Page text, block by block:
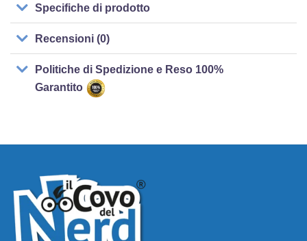
Specifiche di prodotto
Recensioni (0)
Politiche di Spedizione e Reso 100%
Garantito